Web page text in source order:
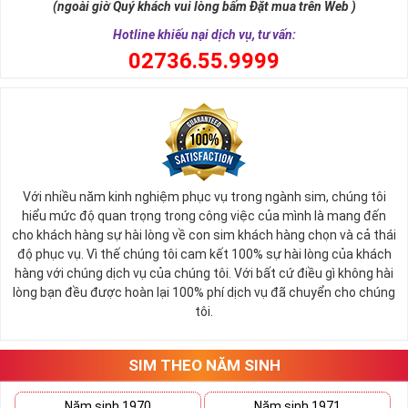
Đó là lý do Viettel luôn khiến người sử dụng của mình hài lòng
vì sự tiện lợi hàng ngày trong cuộc sống của mình.
Từ sau ngày 15/9/2018 nhà mạng này sở hữu 12 đầu số dành
cho các thuê bao di động và 21 đầu số điện thoại cố định,
Tất cả các đầu số như sau: 4 đầu số 10 số cũ 096, 097, 098,
086 và 8 đầu số 10 số chuyển từ 11 số về là 032, 033, 034,
035, 036, 037, 038, 039.
Sim Năm Sinh Viettel sẽ có các đầu số trên và những
năm sinh ở đuôi như: 0967.3.5.2011, 0328.4.4.2009,
0343.4.7.1983, 0979.08.01.82,...
Viettel Hot Nhất
Sim Năm Sinh MobiFone:
(ngoài giờ Quý khách vui lòng bấm Đặt mua trên Web )
Hotline khiếu nại dịch vụ, tư vấn:
02736.55.9999
Với nhiều năm kinh nghiệm phục vụ trong ngành sim, chúng tôi
hiểu mức độ quan trọng trong công việc của mình là mang đến
cho khách hàng sự hài lòng về con sim khách hàng chọn và cả thái
độ phục vụ. Vì thế chúng tôi cam kết 100% sự hài lòng của khách
hàng với chúng dịch vụ của chúng tôi. Với bất cứ điều gì không hài
lòng bạn đều được hoàn lại 100% phí dịch vụ đã chuyển cho chúng
tôi.
SIM THEO NĂM SINH